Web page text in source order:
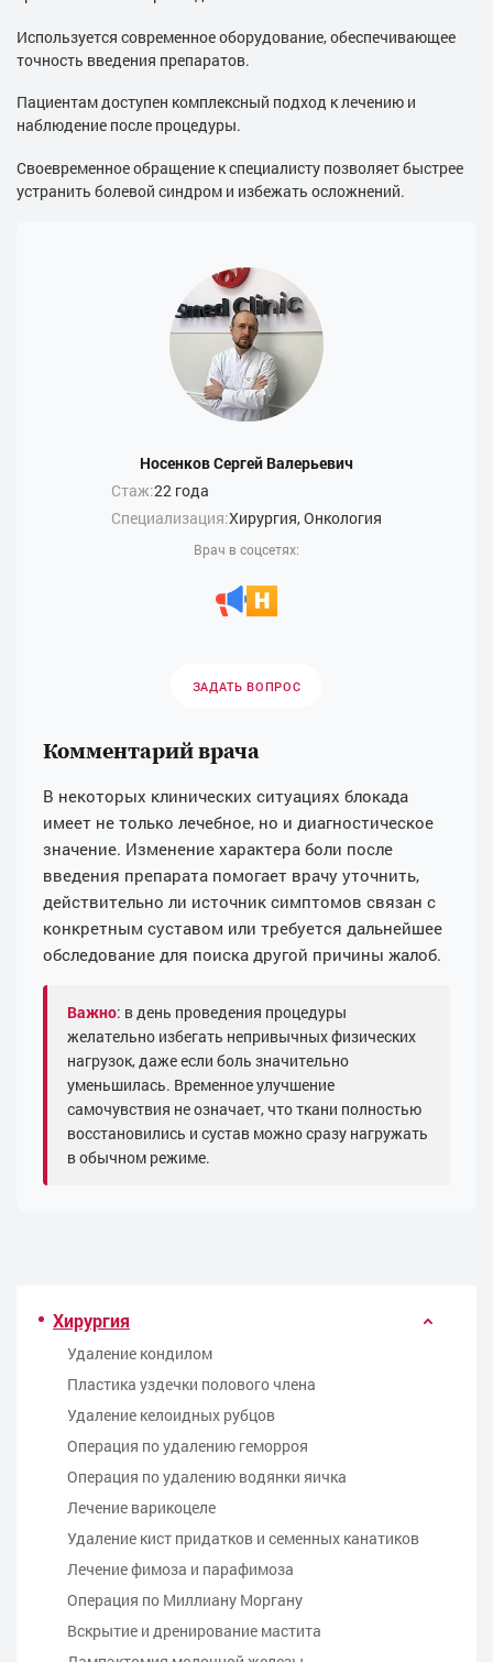
Используется современное оборудование, обеспечивающее
точность введения препаратов.
Пациентам доступен комплексный подход к лечению и
наблюдение после процедуры.
Своевременное обращение к специалисту позволяет быстрее
устранить болевой синдром и избежать осложнений.
Носенков Сергей Валерьевич
Стаж:22 года
Специализация:Хирургия, Онкология
Врач в соцсетях:
ЗАДАТЬ ВОПРОС
Комментарий врача
В некоторых клинических ситуациях блокада
имеет не только лечебное, но и диагностическое
значение. Изменение характера боли после
введения препарата помогает врачу уточнить,
действительно ли источник симптомов связан с
конкретным суставом или требуется дальнейшее
обследование для поиска другой причины жалоб.
Важно: в день проведения процедуры
желательно избегать непривычных физических
нагрузок, даже если боль значительно
уменьшилась. Временное улучшение
самочувствия не означает, что ткани полностью
восстановились и сустав можно сразу нагружать
в обычном режиме.
Хирургия
Удаление кондилом
Пластика уздечки полового члена
Удаление келоидных рубцов
Операция по удалению геморроя
Операция по удалению водянки яичка
Лечение варикоцеле
Удаление кист придатков и семенных канатиков
Лечение фимоза и парафимоза
Операция по Миллиану Моргану
Вскрытие и дренирование мастита